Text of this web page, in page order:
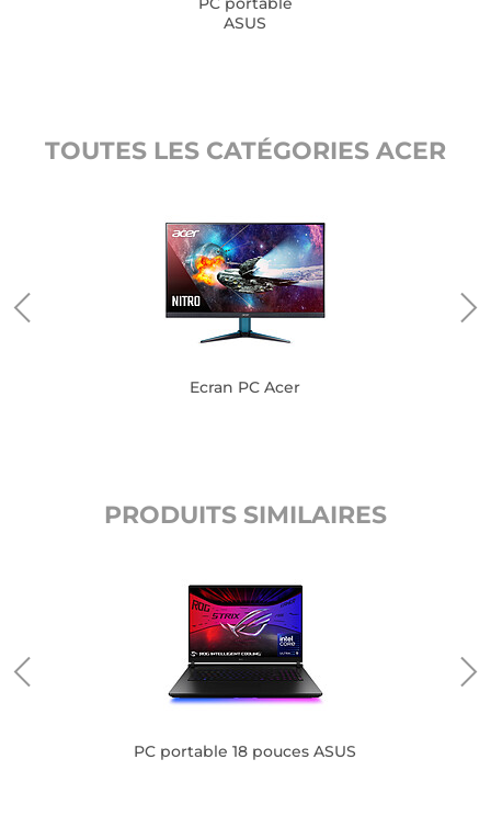
ASUS
TOUTES LES CATÉGORIES ACER
Ecran PC Acer
PRODUITS SIMILAIRES
PC portable 18 pouces ASUS